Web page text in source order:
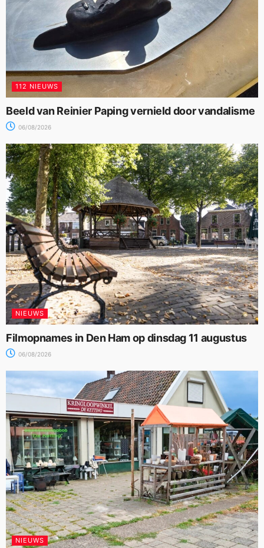
112 NIEUWS
Beeld van Reinier Paping vernield door vandalisme
06/08/2026
NIEUWS
Filmopnames in Den Ham op dinsdag 11 augustus
06/08/2026
NIEUWS